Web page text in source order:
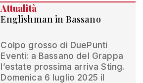
Attualità
Englishman in Bassano
Colpo grosso di DuePunti
Eventi: a Bassano del Grappa
l’estate prossima arriva Sting.
Domenica 6 luglio 2025 il